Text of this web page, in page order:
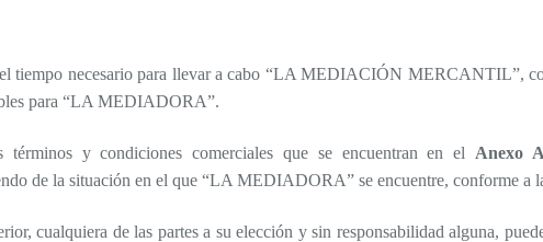
tiempo necesario para llevar a cabo “LA MEDIACIÓN MERCANTIL”,
para “LA MEDIADORA”.
términos y condiciones comerciales que se encuentran en el Anexo A
de la situación en el que “LA MEDIADORA” se encuentre, conforme
cualquiera de las partes a su elección y sin responsabilidad alguna,